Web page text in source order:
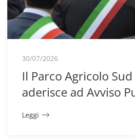
30/07/2026
Il Parco Agricolo
aderisce ad Avviso
Leggi